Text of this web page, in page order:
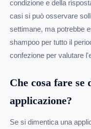
condizione e della
casi si può osservare
settimane, ma potrebbe
shampoo per tutto il
confezione per valutare
Che cosa fare se
applicazione?
Se si dimentica una